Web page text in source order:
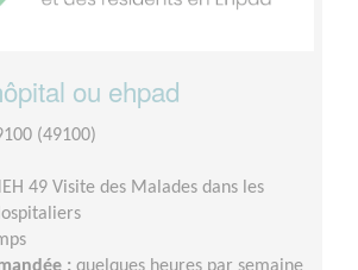
ou ehpad
(49100)
49 Visite des Malades dans les